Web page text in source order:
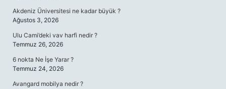
Akdeniz Üniversitesi ne kadar büyük ?
Ağustos 3, 2026
Ulu Cami’deki vav harfi nedir ?
Temmuz 26, 2026
6 nokta Ne İşe Yarar ?
Temmuz 24, 2026
Avangard mobilya nedir ?